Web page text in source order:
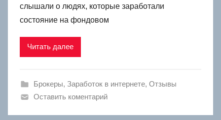
слышали о людях, которые заработали
состояние на фондовом
Читать далее
Брокеры, Заработок в интернете, Отзывы
Оставить коментарий